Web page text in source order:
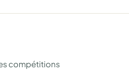
compétitions